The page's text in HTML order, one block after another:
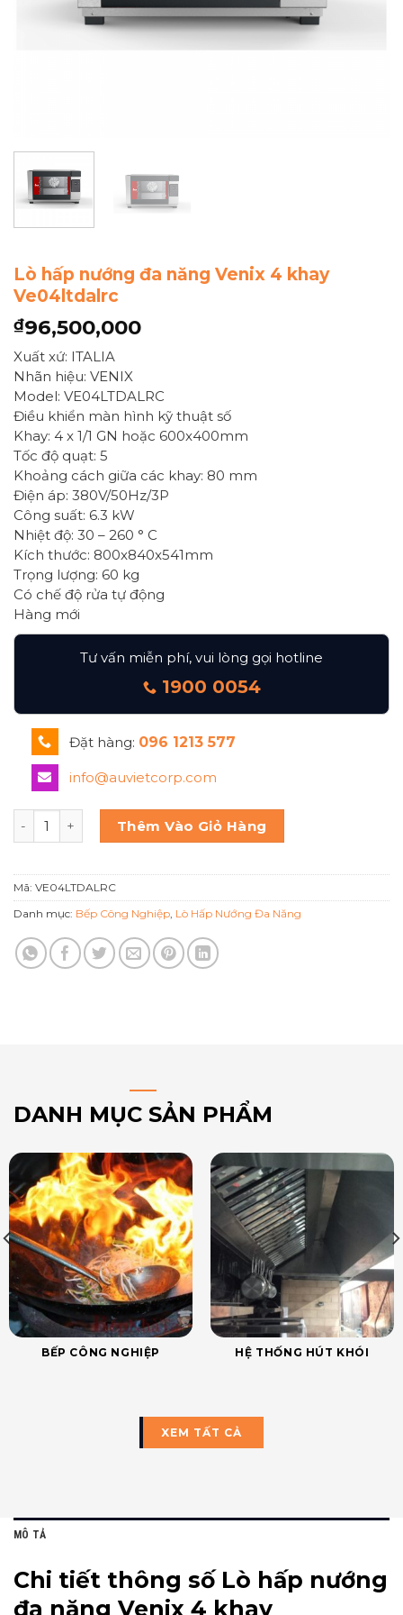
Lò hấp nướng đa năng Venix 4 khay
Ve04ltdalrc
₫96,500,000
Xuất xứ: ITALIA
Nhãn hiệu: VENIX
Model: VE04LTDALRC
Điều khiển màn hình kỹ thuật số
Khay: 4 x 1/1 GN hoặc 600x400mm
Tốc độ quạt: 5
Khoảng cách giữa các khay: 80 mm
Điện áp: 380V/50Hz/3P
Công suất: 6.3 kW
Nhiệt độ: 30 – 260 ° C
Kích thước: 800x840x541mm
Trọng lượng: 60 kg
Có chế độ rửa tự động
Hàng mới
Tư vấn miễn phí, vui lòng gọi hotline
1900 0054
Đặt hàng: 096 1213 577
info@auvietcorp.com
Lò hấp nướng đa năng Venix 4 khay Ve04ltdalrc số lượng
Thêm Vào Giỏ Hàng
Mã: VE04LTDALRC
Danh mục: Bếp Công Nghiệp Lò Hấp Nướng Đa Năng
DANH MỤC SẢN PHẨM
BẾP CÔNG NGHIỆP HỆ THỐNG HÚT KHÓI
XEM TẤT CẢ
MÔ TẢ
Chi tiết thông số Lò hấp nướng
đa năng Venix 4 khay